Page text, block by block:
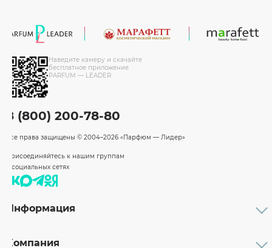
Наведите камеру и скачайте
бесплатное приложение
PARFUM — LEADER
8 (800) 200-78-80
Все права защищены © 2004–2026 «Парфюм — Лидер»
Присоединяйтесь к нашим группам
в социальных сетях
Информация
Бренды
Компания